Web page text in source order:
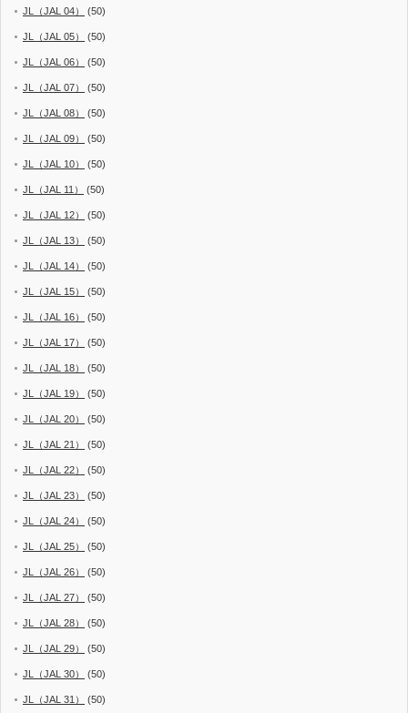
JL（JAL 04） (50)
JL（JAL 05） (50)
JL（JAL 06） (50)
JL（JAL 07） (50)
JL（JAL 08） (50)
JL（JAL 09） (50)
JL（JAL 10） (50)
JL（JAL 11） (50)
JL（JAL 12） (50)
JL（JAL 13） (50)
JL（JAL 14） (50)
JL（JAL 15） (50)
JL（JAL 16） (50)
JL（JAL 17） (50)
JL（JAL 18） (50)
JL（JAL 19） (50)
JL（JAL 20） (50)
JL（JAL 21） (50)
JL（JAL 22） (50)
JL（JAL 23） (50)
JL（JAL 24） (50)
JL（JAL 25） (50)
JL（JAL 26） (50)
JL（JAL 27） (50)
JL（JAL 28） (50)
JL（JAL 29） (50)
JL（JAL 30） (50)
JL（JAL 31） (50)